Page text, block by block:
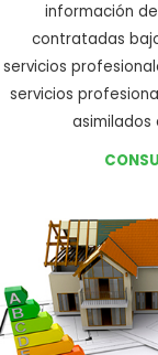
información
contratadas
servicios
servicios
asimilados